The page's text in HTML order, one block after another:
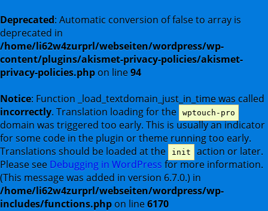
Deprecated: Automatic conversion of false to array is
deprecated in
/home/li62w4zurprl/webseiten/wordpress/wp-
content/plugins/akismet-privacy-policies/akismet-
privacy-policies.php on line94
Notice: Function _load_textdomain_just_in_time was called
incorrectly. Translation loading for the wptouch-pro
domain was triggered too early. This is usually an indicator
for some code in the plugin or theme running too early.
Translations should be loaded at the
init
action or later.
Please see Debugging in WordPress for more information.
(This message was added in version 6.7.0.) in
/home/li62w4zurprl/webseiten/wordpress/wp-
includes/functions.php on line6170